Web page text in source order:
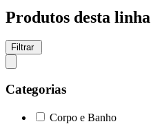
Produtos desta linha
Filtrar
Categorias
Corpo e Banho